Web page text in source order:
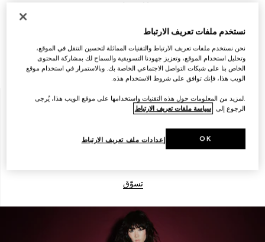
تسوّق
تسوّق
نستخدم ملفات تعريف الارتباط
نحن نستخدم ملفات تعريف الارتباط والتقنيات المماثلة لتحسين التنقل في الموقع،
وتحليل استخدام الموقع، وتعزيز جهودنا التسويقية والسماح لك بمشاركة المحتوى
الخاص بنا على شبكات التواصل الاجتماعي الخاصة بك. وبالاستمرار في استخدام موقع
الويب هذا، فإنك توافق على شروط الاستخدام هذه.
.لمزيد من المعلومات حول هذه التقنيات واستخدامها على موقع الويب هذا، يُرجى
الرجوع إلى سياسة ملفات تعريف الارتباط
إعدادات ملف تعريف الارتباط OK